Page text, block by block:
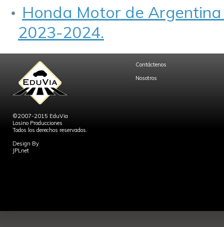
Honda Motor de
2023-2024.
©2007-2015 EduVia
Losino Producciones
Todos los derechos reservados.
Design By
JPLnet
Contáctenos
Nosotros